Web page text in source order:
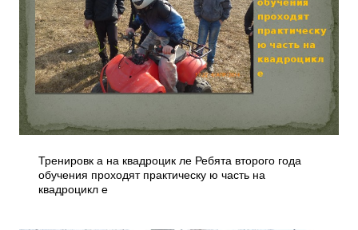
Тренировк а на квадроцик ле Ребята второго года
обучения проходят практическу ю часть на
квадроцикл е